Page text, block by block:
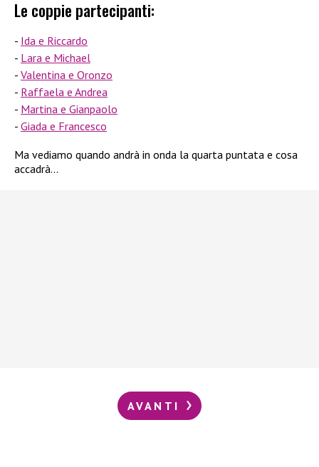
Le coppie partecipanti:
Ida e Riccardo
Lara e Michael
Valentina e Oronzo
Raffaela e Andrea
Martina e Gianpaolo
Giada e Francesco
Ma vediamo quando andrà in onda la quarta puntata e cosa
accadrà…
AVANTI